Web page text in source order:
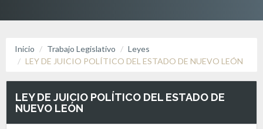
Inicio Trabajo Legislativo
Leyes
LEY DE JUICIO POLÍTICO DEL ESTADO DE NUEVO LEÓN
LEY DE JUICIO POLÍTICO DEL ESTADO DE
NUEVO LEÓN